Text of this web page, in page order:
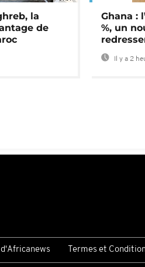
la
de
Ghana :
%, un
Il y a 2
d'Africanews Termes et